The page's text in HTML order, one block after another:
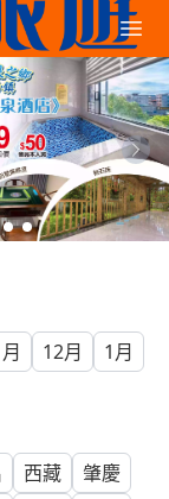
12月 1月
西藏
肇慶